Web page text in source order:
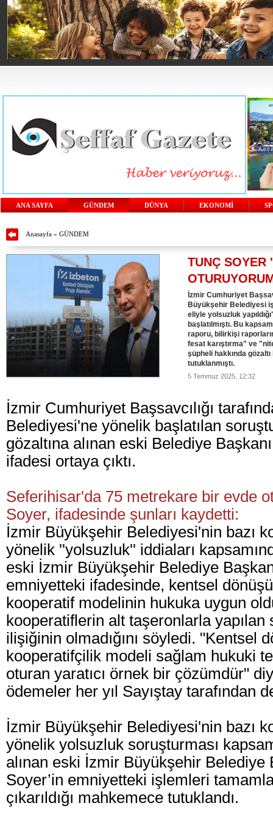
ANA SAYFA GÜNDEM DÜNYA EKONOMİ
Anasayfa » GÜNDEM
TUNÇ SOYER
İzmir Cumhuriyet
Büyükşehir Belediyesi
eliyle yolsuzluk
başlatılmıştı. Bu
raporu, bilirkişi
fesat karıştırma" ve
şüpheli hakkında
tutuklanmıştı.
5 Temmuz 2025, 12:32
İzmir Cumhuriyet Başsavcılığı
Belediyesi'ne yönelik başlatılan
gözaltına alınan eski Belediye
ifadesi ortaya çıktı.
Seferihisar'da 75 metrekare bir evde
Soyer, ifadesinde şunları kaydetti:
İzmir Büyükşehir Belediyesi'nin bazı
yönelik ''yolsuzluk'' iddiaları
eski İzmir Büyükşehir Belediye
emniyetteki ifadesinde, kentsel
kooperatif modelinin hukuka uygun
kooperatiflerin alt taşeronlarla yapılan
ilişiğinin olmadığını söyledi. "Kentsel
kooperatifçilik modeli sağlam hukuki
oturan yaratıcı örnek bir çözümdür"
ödemeler her yıl Sayıştay tarafından
İzmir Büyükşehir Belediyesi'nin bazı
yönelik yolsuzluk soruşturması
alınan eski İzmir Büyükşehir Belediye
Soyer’in emniyetteki işlemleri
çıkarıldığı mahkemece tutuklandı.